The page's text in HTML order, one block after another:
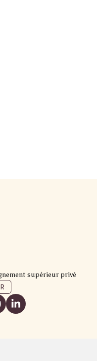
supérieur privé